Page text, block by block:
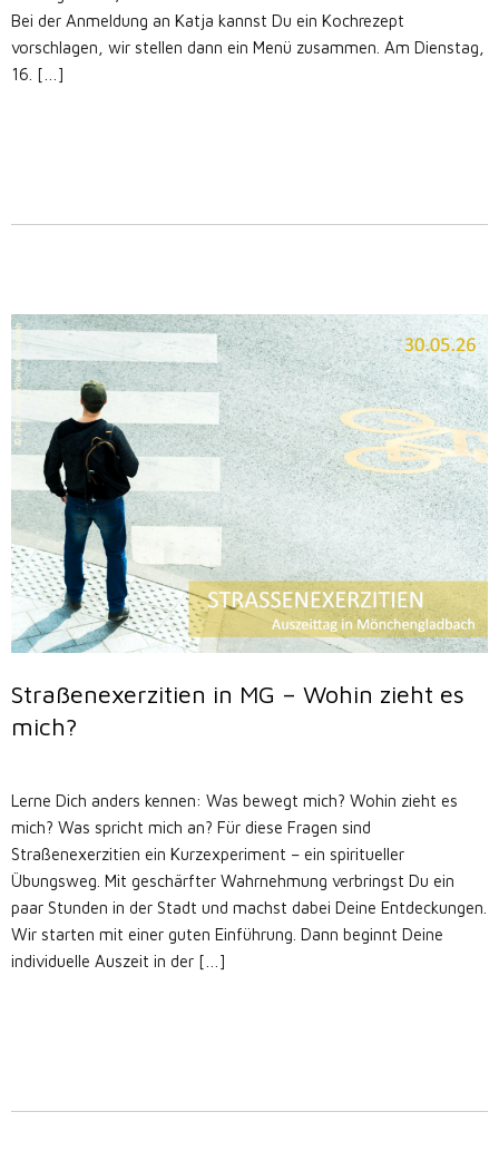
Bei der Anmeldung an Katja kannst Du ein Kochrezept
vorschlagen, wir stellen dann ein Menü zusammen. Am Dienstag,
16. […]
Straßenexerzitien in MG – Wohin zieht es
mich?
Lerne Dich anders kennen: Was bewegt mich? Wohin zieht es
mich? Was spricht mich an? Für diese Fragen sind
Straßenexerzitien ein Kurzexperiment – ein spiritueller
Übungsweg. Mit geschärfter Wahrnehmung verbringst Du ein
paar Stunden in der Stadt und machst dabei Deine Entdeckungen.
Wir starten mit einer guten Einführung. Dann beginnt Deine
individuelle Auszeit in der […]